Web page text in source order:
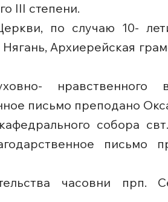
III степени.
по случаю 10-
Архиерейская
нравственного
письмо преподано
собора
письмо
часовни прп.